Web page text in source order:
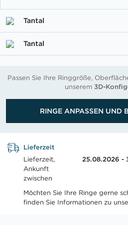
Tantal
Tantal
Passen Sie Ihre Ringgröße,
unserem 3D-
RINGE ANPASSEN UND
Lieferzeit
Lieferzeit,
Ankunft
zwischen
25.08.2026 -
Möchten Sie Ihre Ringe gerne
finden Sie Informationen zu